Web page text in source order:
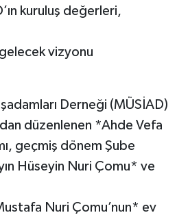
kuruluş değerleri,
vizyonu
Derneği (MÜSİAD)
düzenlenen *Ahde Vefa
geçmiş dönem Şube
Hüseyin Nuri Çomu* ve
Nuri Çomu’nun* ev